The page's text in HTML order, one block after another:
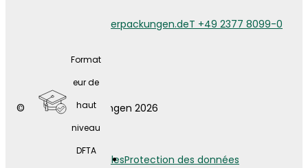
Format
eur de
haut
niveau
DFTA
info@weberverpackungen.deT +49 2377 8099-0
© Weber Verpackungen 2026
Mentions légalesProtection des données